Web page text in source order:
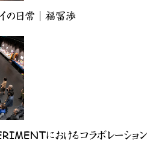
イの日常｜福冨渉
におけるコラボレーション